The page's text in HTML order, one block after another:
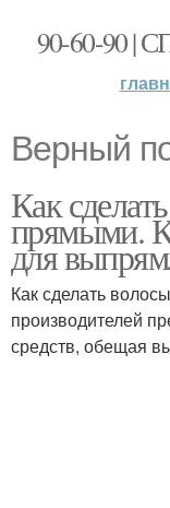
90-60-90
Верный
Как
прямыми.
для
Как сделать
производителей
средств, обещая